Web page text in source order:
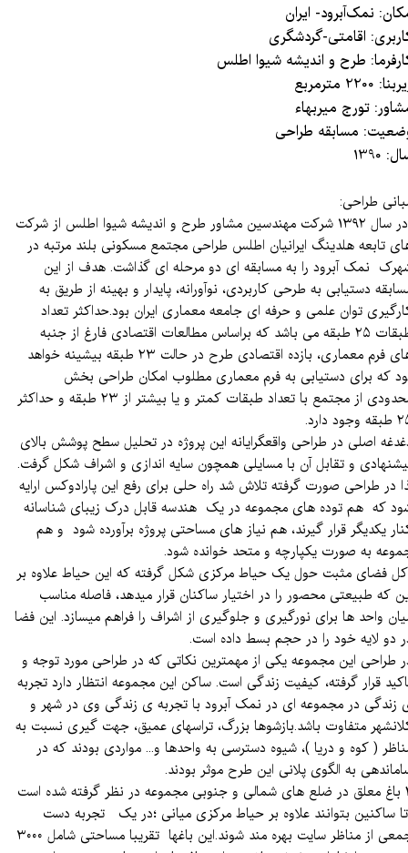
نمک‌آبرود- ایران
اقامتی-گردشگری
طرح و اندیشه شیوا اطلس
2200 مترمربع
تورج میربهاء
مسابقه طراحی
1390
طراحی:
در سال ۱۳۹۲ شرکت مهندسین مشاور طرح و اندیشه شیوا اطلس از شرکت
تابعه هلدینگ ایرانیان اطلس طراحی مجتمع مسکونی بلند مرتبه در
نمک آبرود را به مسابقه ای دو مرحله ای گذاشت. هدف از این
دستیابی به طرحی کاربردی، نوآورانه، پایدار و بهینه از طریق به
توان علمی و حرفه ای جامعه معماری ایران بود.حداکثر تعداد
طبقات ۲۵ طبقه می باشد که براساس مطالعات اقتصادی فارغ از جنبه
های فرم معماری، بازده اقتصادی طرح در حالت ۲۳ طبقه بیشینه خواهد
که برای دستیابی به فرم معماری مطلوب امکان طراحی بخش
محدودی از مجتمع با تعداد طبقات کمتر و یا بیشتر از ۲۳ طبقه و حداکثر
دارد.
اصلی در طراحی واقعگرایانه این پروژه در تحلیل سطح پوشش بالای
و تقابل آن با مسایلی همچون سایه اندازی و اشراف شکل گرفت.
در طراحی صورت گرفته تلاش شد راه حلی برای رفع این پارادوکس ارایه
که هم توده های مجموعه در یک هندسه قابل درک زیبای شناسانه
یکدیگر قرار گیرند، هم نیاز های مساحتی پروژه برآورده شود و هم
به صورت یکپارچه و متحد خوانده شود.
فضای مثبت حول یک حیاط مرکزی شکل گرفته که این حیاط علاوه بر
که طبیعتی محصور را در اختیار ساکنان قرار میدهد، فاصله مناسب
واحد ها برای نورگیری و جلوگیری از اشراف را فراهم میسازد. این فضا
دو لایه خود را در حجم بسط داده است.
طراحی این مجموعه یکی از مهمترین نکاتی که در طراحی مورد توجه و
قرار گرفته، کیفیت زندگی است. ساکن این مجموعه انتظار دارد تجربه
زندگی در مجموعه ای در نمک آبرود با تجربه ی زندگی وی در شهر و
متفاوت باشد.بازشوها بزرگ، تراسهای عمیق، جهت گیری نسبت به
( کوه و دریا )، شیوه دسترسی به واحدها و... مواردی بودند که در
به الگوی پلانی این طرح موثر بودند.
۲ باغ معلق در ضلع های شمالی و جنوبی مجموعه در نظر گرفته شده است
ساکنین بتوانند علاوه بر حیاط مرکزی میانی ؛در یک تجربه دست
جمعی از مناظر سایت بهره مند شوند.این باغها تقریبا مساحتی شامل ۳۰۰۰